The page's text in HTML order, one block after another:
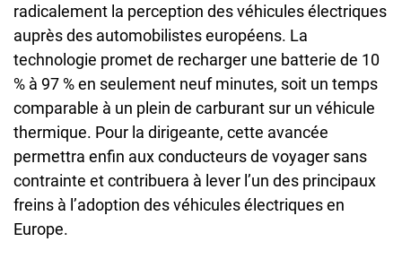
radicalement la perception des véhicules électriques
auprès des automobilistes européens. La
technologie promet de recharger une batterie de 10
% à 97 % en seulement neuf minutes, soit un temps
comparable à un plein de carburant sur un véhicule
thermique. Pour la dirigeante, cette avancée
permettra enfin aux conducteurs de voyager sans
contrainte et contribuera à lever l’un des principaux
freins à l’adoption des véhicules électriques en
Europe.